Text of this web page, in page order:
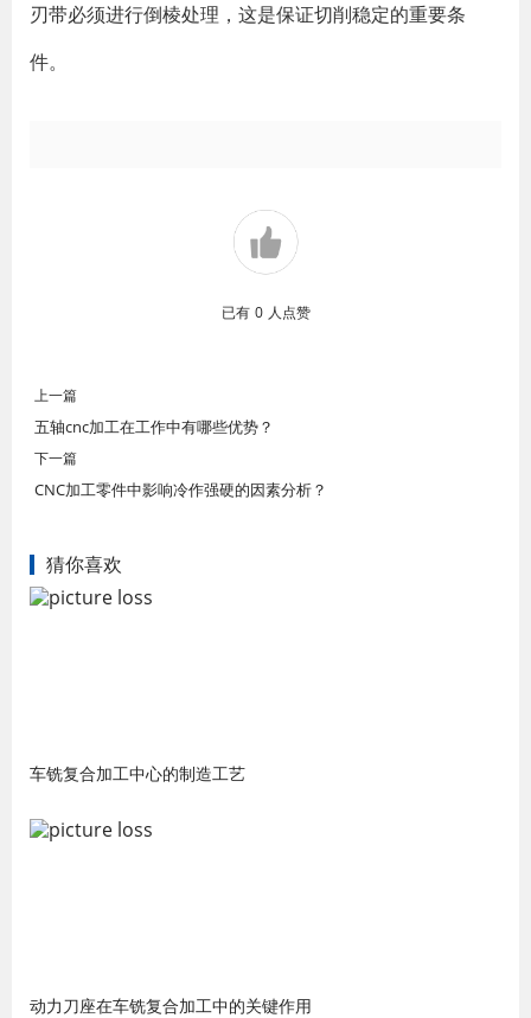
刃带必须进行倒棱处理，这是保证切削稳定的重要条
件。
已有 0 人点赞
上一篇
五轴cnc加工在工作中有哪些优势？
下一篇
CNC加工零件中影响冷作强硬的因素分析？
猜你喜欢
车铣复合加工中心的制造工艺
动力刀座在车铣复合加工中的关键作用